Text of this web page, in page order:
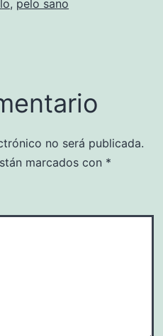
, pelo sano
no será publicada.
marcados con *